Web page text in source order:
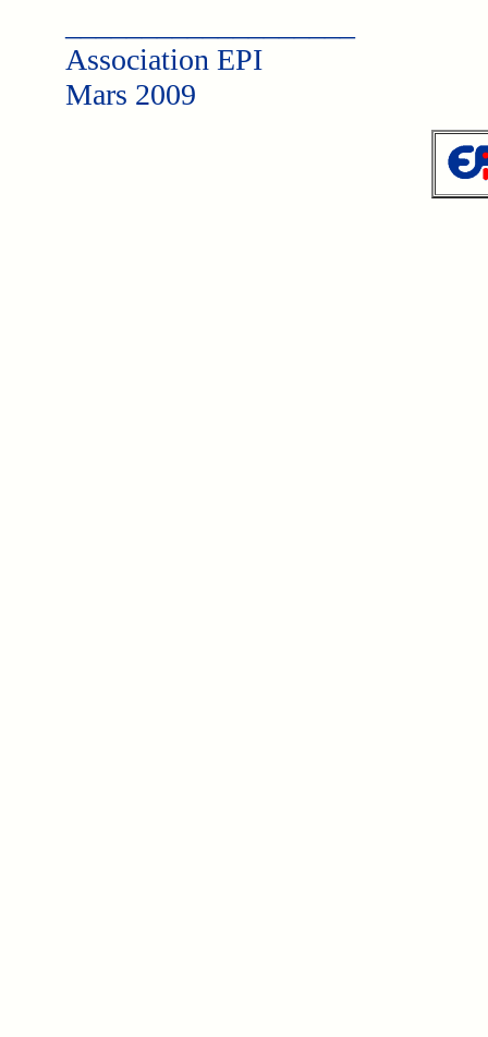
Association EPI
Mars 2009